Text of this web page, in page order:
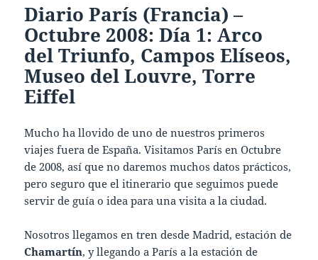
Diario París (Francia) –
Octubre 2008: Día 1: Arco
del Triunfo, Campos Elíseos,
Museo del Louvre, Torre
Eiffel
Mucho ha llovido de uno de nuestros primeros
viajes fuera de España. Visitamos París en Octubre
de 2008, así que no daremos muchos datos prácticos,
pero seguro que el itinerario que seguimos puede
servir de guía o idea para una visita a la ciudad.
Nosotros llegamos en tren desde Madrid, estación de
Chamartín, y llegando a París a la estación de